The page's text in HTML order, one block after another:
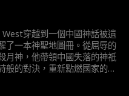
穿越到一個中國神話被遺
了一本神聖地圖冊。從屈辱的
月神，他帶領中國失落的神祇
般的對決，重新點燃國家的命